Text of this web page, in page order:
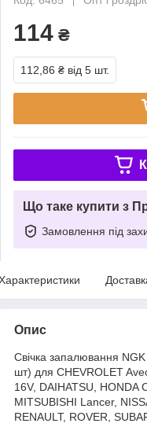
114 ₴
112,86 ₴ від 5 шт.
Що таке купити з
Замовлення під
Опис
Свічка запалювання
шт) для CHEVROLET
16V, DAIHATSU, HONDA
MITSUBISHI Lancer,
RENAULT, ROVER,